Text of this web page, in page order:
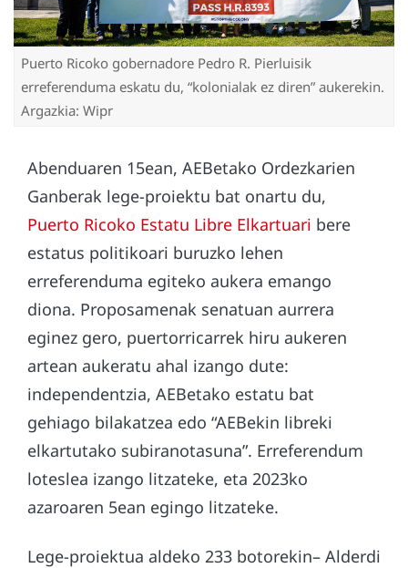
Puerto Ricoko gobernadore Pedro R. Pierluisik
erreferenduma eskatu du, “kolonialak ez diren” aukerekin.
Argazkia: Wipr
Abenduaren 15ean, AEBetako Ordezkarien
Ganberak lege-proiektu bat onartu du,
Puerto Ricoko Estatu Libre Elkartuari bere
estatus politikoari buruzko lehen
erreferenduma egiteko aukera emango
diona. Proposamenak senatuan aurrera
eginez gero, puertorricarrek hiru aukeren
artean aukeratu ahal izango dute:
independentzia, AEBetako estatu bat
gehiago bilakatzea edo “AEBekin libreki
elkartutako subiranotasuna”. Erreferendum
loteslea izango litzateke, eta 2023ko
azaroaren 5ean egingo litzateke.
Lege-proiektua aldeko 233 botorekin– Alderdi